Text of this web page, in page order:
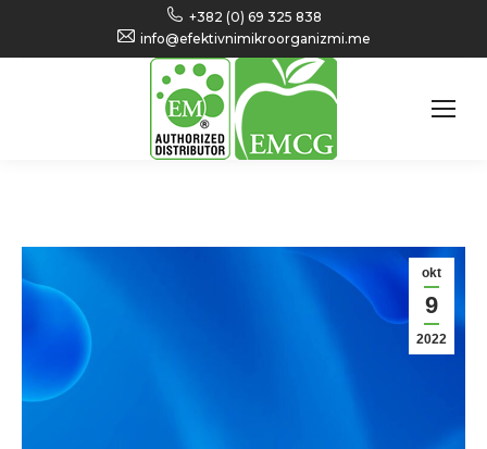
+382 (0) 69 325 838
info@efektivnimikroorganizmi.me
okt
9
2022